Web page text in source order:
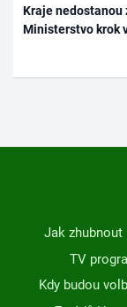
Kraje nedostanou
Ministerstvo krok
Jak zhubnout
TV
Kdy budou